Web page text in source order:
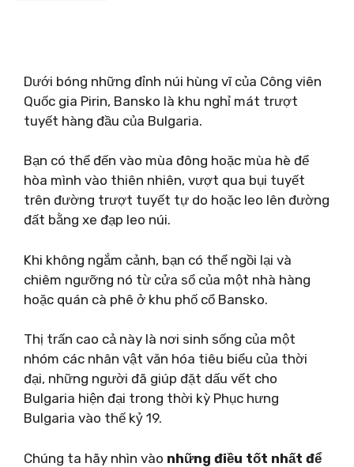
Dưới bóng những đỉnh núi hùng vĩ của Công viên
Quốc gia Pirin, Bansko là khu nghỉ mát trượt
tuyết hàng đầu của Bulgaria.
Bạn có thể đến vào mùa đông hoặc mùa hè để
hòa mình vào thiên nhiên, vượt qua bụi tuyết
trên đường trượt tuyết tự do hoặc leo lên đường
đất bằng xe đạp leo núi.
Khi không ngắm cảnh, bạn có thể ngồi lại và
chiêm ngưỡng nó từ cửa sổ của một nhà hàng
hoặc quán cà phê ở khu phố cổ Bansko.
Thị trấn cao cả này là nơi sinh sống của một
nhóm các nhân vật văn hóa tiêu biểu của thời
đại, những người đã giúp đặt dấu vết cho
Bulgaria hiện đại trong thời kỳ Phục hưng
Bulgaria vào thế kỷ 19.
Chúng ta hãy nhìn vào những điều tốt nhất để